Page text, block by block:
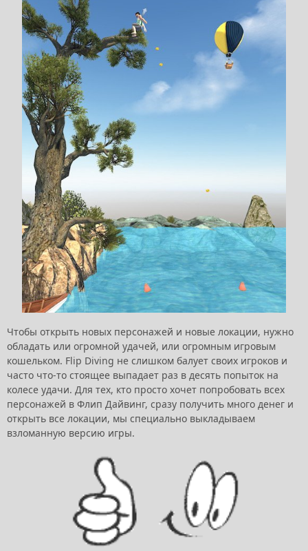
Чтобы открыть новых персонажей и новые локации, нужно
обладать или огромной удачей, или огромным игровым
кошельком. Flip Diving не слишком балует своих игроков и
часто что-то стоящее выпадает раз в десять попыток на
колесе удачи. Для тех, кто просто хочет попробовать всех
персонажей в Флип Дайвинг, сразу получить много денег и
открыть все локации, мы специально выкладываем
взломанную версию игры.